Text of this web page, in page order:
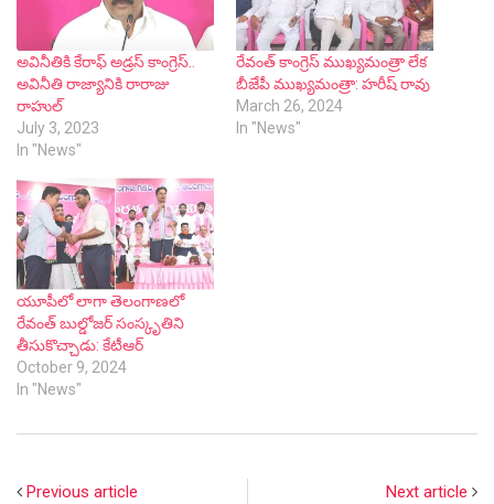
అవినీతికి కేరాఫ్ అడ్రస్ కాంగ్రెస్..
అవినీతి రాజ్యానికి రారాజు
రాహుల్
July 3, 2023
In "News"
రేవంత్ కాంగ్రెస్ ముఖ్యమంత్రా లేక
బీజేపీ ముఖ్యమంత్రా: హరీష్ రావు
March 26, 2024
In "News"
యూపీలో లాగా తెలంగాణలో
రేవంత్ బుల్డోజర్ సంస్కృతిని
తీసుకొచ్చాడు: కేటీఆర్
October 9, 2024
In "News"
Previous article Next article